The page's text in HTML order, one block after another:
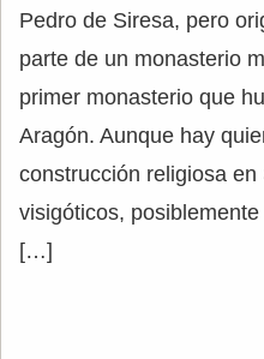
Pedro de Siresa, pero
parte de un monasterio
primer monasterio que
Aragón. Aunque hay
construcción religiosa
visigóticos,
[…]